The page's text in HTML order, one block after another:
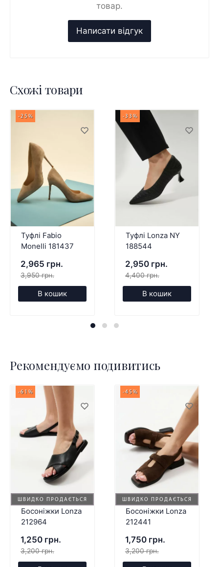
товар.
Схожі товари
-25%
Туфлі Fabio
Monelli 181437
2,965 грн.
3,950 грн.
В кошик
-33%
Туфлі Lonza NY
188544
2,950 грн.
4,400 грн.
В кошик
Рекомендуємо подивитись
ШВИДКО ПРОДАЄТЬСЯ
-61%
Босоніжки Lonza
212964
1,250 грн.
3,200 грн.
ШВИДКО ПРОДАЄТЬСЯ
-45%
Босоніжки Lonza
212441
1,750 грн.
3,200 грн.